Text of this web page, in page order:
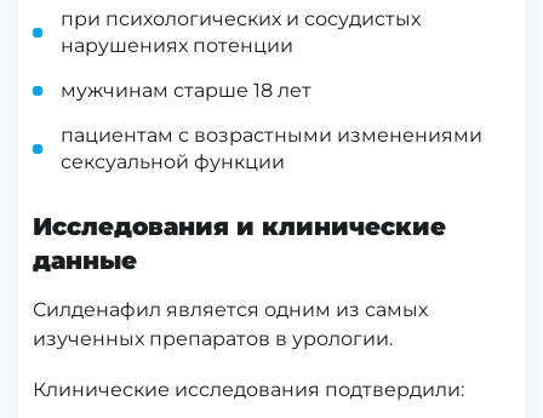
при психологических и сосудистых
нарушениях потенции
мужчинам старше 18 лет
пациентам с возрастными изменениями
сексуальной функции
Исследования и клинические
данные
Силденафил является одним из самых
изученных препаратов в урологии.
Клинические исследования подтвердили: